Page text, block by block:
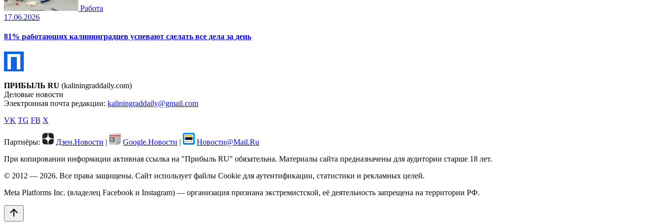
Работа
17.06.2026
81% работающих калининградцев успевают сделать все дела за день
ПРИБЫЛЬ RU (kaliningraddaily.com)
Деловые новости
Электронная почта редакции: kaliningraddaily@gmail.com
VK TG FB X
Партнёры: Дзен.Новости | Google.Новости |
Новости@Mail.Ru
При копировании информации активная ссылка на "Прибыль RU" обязательна. Материалы сайта предназначены для аудитории старше 18 лет.
© 2012 — 2026. Все права защищены. Сайт использует файлы Cookie для аутентификации, статистики и рекламных целей.
Meta Platforms Inc. (владелец Facebook и Instagram) — организация признана экстремистской, её деятельность запрещена на территории РФ.
arrow_upward